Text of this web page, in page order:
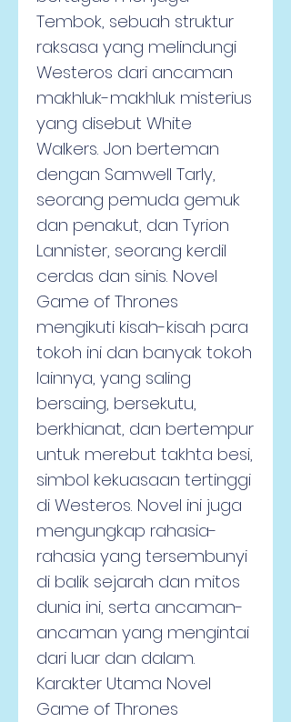
Tembok, sebuah struktur
raksasa yang melindungi
Westeros dari ancaman
makhluk-makhluk misterius
yang disebut White
Walkers. Jon berteman
dengan Samwell Tarly,
seorang pemuda gemuk
dan penakut, dan Tyrion
Lannister, seorang kerdil
cerdas dan sinis. Novel
Game of Thrones
mengikuti kisah-kisah para
tokoh ini dan banyak tokoh
lainnya, yang saling
bersaing, bersekutu,
berkhianat, dan bertempur
untuk merebut takhta besi,
simbol kekuasaan tertinggi
di Westeros. Novel ini juga
mengungkap rahasia-
rahasia yang tersembunyi
di balik sejarah dan mitos
dunia ini, serta ancaman-
ancaman yang mengintai
dari luar dan dalam.
Karakter Utama Novel
Game of Thrones